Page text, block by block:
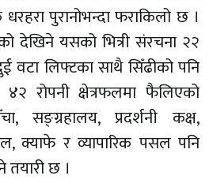
पुरानोभन्दा फराकिलो छ ।
देखिने यसको भित्री संरचना २२
वटा लिफ्टका साथै सिँढीको पनि
रोपनी क्षेत्रफलमा फैलिएको
सङ्ग्रहालय, प्रदर्शनी कक्ष,
क्याफे र व्यापारिक पसल पनि
तयारी छ ।